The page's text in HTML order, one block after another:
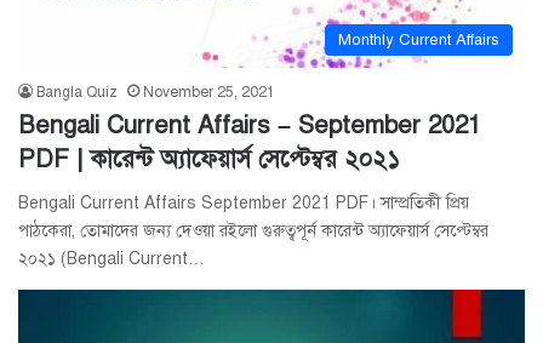
Monthly Current Affairs
Bangla Quiz November 25, 2021
Bengali Current Affairs – September 2021
PDF | কারেন্ট অ্যাফেয়ার্স সেপ্টেম্বর ২০২১
Bengali Current Affairs September 2021 PDF। সাম্প্রতিকী প্রিয়
পাঠকেরা, তোমাদের জন্য দেওয়া রইলো গুরুত্বপূর্ন কারেন্ট অ্যাফেয়ার্স সেপ্টেম্বর
২০২১ (Bengali Current…